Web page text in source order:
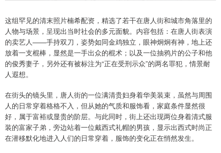
这组罕见的清末照片楠希配资，精选了若干在唐人街和城市角落里的
人物与场景，呈现出当时社会的多元面貌。内容包括：在唐人街表演
的卖艺人——手持双刀，姿势如同金鸡独立，眼神炯炯有神，地上还
放着一支棍棒，显然是一手出众的棍术；以及一位抽鸦片的公子和他
的俊秀妻子，另外还有被标注为“正在受刑示众”的两名罪犯，情景耐
人遐想。
在街头的镜头里，唐人街的一位满清贵妇身着华美装束，虽然与周围
人的日常穿着格格不入，但从她的气质和服饰看，家庭条件显然很
好，属于富裕或显贵的阶层。与此同时，街上还出现两位身着清式服
装的富家子弟，旁边站着一位戴西式礼帽的男孩，显示出西式时尚正
在潜移默化地进入人们的日常穿着，服饰的变化正在悄然发生。